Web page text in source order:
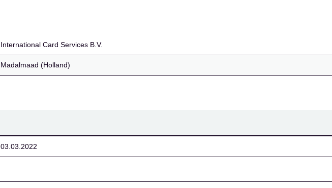
International Card Services B.V.
Madalmaad (Holland)
03.03.2022